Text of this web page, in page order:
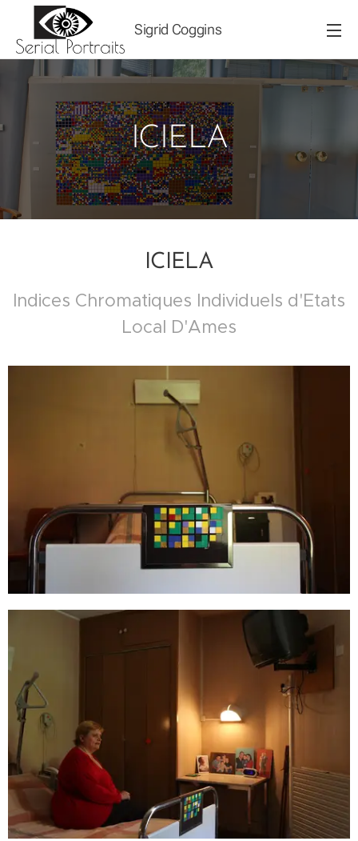
Sigrid Coggins
ICIELA
ICIELA
Indices Chromatiques Individuels d'Etats
Local D'Ames